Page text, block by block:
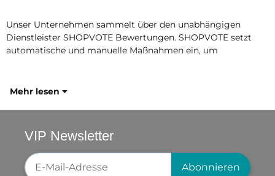
Unser Unternehmen sammelt über den unabhängigen
Dienstleister SHOPVOTE Bewertungen. SHOPVOTE setzt
automatische und manuelle Maßnahmen ein, um
Mehr lesen
VIP Newsletter
Newsletter-Registrierung
Abonnieren